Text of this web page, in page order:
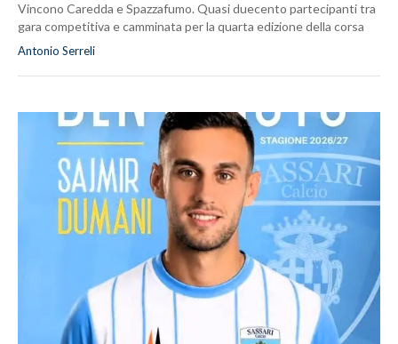
Vincono Caredda e Spazzafumo. Quasi duecento partecipanti tra
gara competitiva e camminata per la quarta edizione della corsa
Antonio Serreli